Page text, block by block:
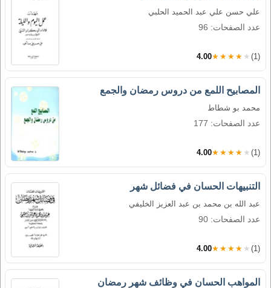
علي حسن علي عبد الحميد الحلبي
عدد الصفحات: 96
4.00★★★★★ (1)
المصابيح اللمع من دروس رمضان والجمع
محمد بو شطاط
عدد الصفحات: 177
4.00★★★★★ (1)
التنبيهات الحسان في فضائل شهر
عبد الله بن محمد بن عبد العزيز الخليفي
عدد الصفحات: 90
4.00★★★★★ (1)
المواهب الحسان في وظائف شهر رمضان